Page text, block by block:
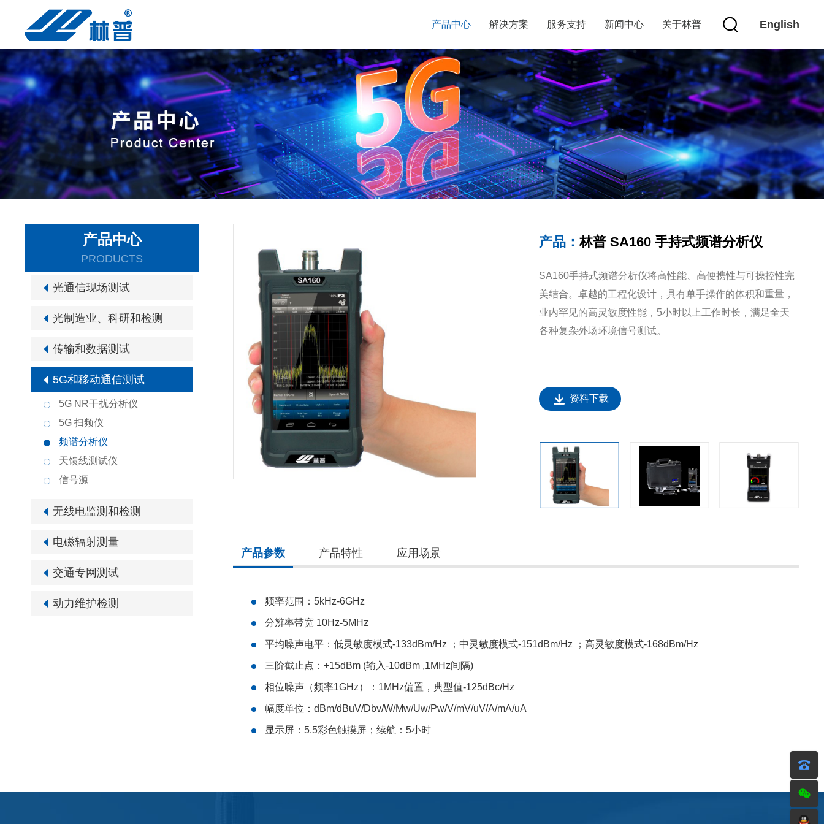
English
产品中心 解决方案 服务支持 新闻中心 关于林普
产品中心
PRODUCTS
光通信现场测试
光制造业、科研和检测
传输和数据测试
5G和移动通信测试
5G NR干扰分析仪
5G 扫频仪
频谱分析仪
天馈线测试仪
信号源
无线电监测和检测
电磁辐射测量
交通专网测试
动力维护检测
产品：林普 SA160 手持式频谱分析仪
SA160手持式频谱分析仪将高性能、高便携性与可操控性完
美结合。卓越的工程化设计，具有单手操作的体积和重量，
业内罕见的高灵敏度性能，5小时以上工作时长，满足全天
各种复杂外场环境信号测试。
资料下载
产品参数 产品特性 应用场景
频率范围：5kHz-6GHz
分辨率带宽 10Hz-5MHz
平均噪声电平：低灵敏度模式-133dBm/Hz ；中灵敏度模式-151dBm/Hz ；高灵敏度模式-168dBm/Hz
三阶截止点：+15dBm (输入-10dBm ,1MHz间隔)
相位噪声（频率1GHz）：1MHz偏置，典型值-125dBc/Hz
幅度单位：dBm/dBuV/Dbv/W/Mw/Uw/Pw/V/mV/uV/A/mA/uA
显示屏：5.5彩色触摸屏；续航：5小时